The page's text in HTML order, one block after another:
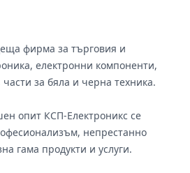
фирма за търговия и
електронни компоненти,
за бяла и черна техника.
опит КСП-Електроникс се
непрестанно
гама продукти и услуги.